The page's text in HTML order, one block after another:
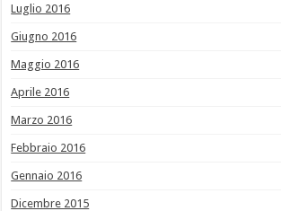
Luglio 2016
Giugno 2016
Maggio 2016
Aprile 2016
Marzo 2016
Febbraio 2016
Gennaio 2016
Dicembre 2015